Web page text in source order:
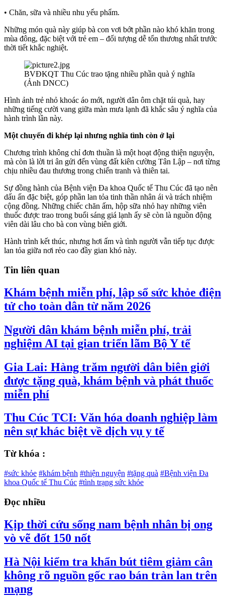
• Chăn, sữa và nhiều nhu yếu phẩm.
Những món quà này giúp bà con vơi bớt phần nào khó khăn trong
mùa đông, đặc biệt với trẻ em – đối tượng dễ tổn thương nhất trước
thời tiết khắc nghiệt.
BVĐKQT Thu Cúc trao tặng nhiều phần quà ý nghĩa
(Ảnh DNCC)
Hình ảnh trẻ nhỏ khoác áo mới, người dân ôm chặt túi quà, hay
những tiếng cười vang giữa màn mưa lạnh đã khắc sâu ý nghĩa của
hành trình lần này.
Một chuyến đi khép lại nhưng nghĩa tình còn ở lại
Chương trình không chỉ đơn thuần là một hoạt động thiện nguyện,
mà còn là lời tri ân gửi đến vùng đất kiên cường Tân Lập – nơi từng
chịu nhiều đau thương trong chiến tranh và thiên tai.
Sự đồng hành của Bệnh viện Đa khoa Quốc tế Thu Cúc đã tạo nên
dấu ấn đặc biệt, góp phần lan tỏa tinh thần nhân ái và trách nhiệm
cộng đồng. Những chiếc chăn ấm, hộp sữa nhỏ hay những viên
thuốc được trao trong buổi sáng giá lạnh ấy sẽ còn là nguồn động
viên dài lâu cho bà con vùng biên giới.
Hành trình kết thúc, nhưng hơi ấm và tình người vẫn tiếp tục được
lan tỏa giữa nơi rẻo cao đầy gian khó này.
Tin liên quan
Khám bệnh miễn phí, lập sổ sức khỏe điện
tử cho toàn dân từ năm 2026
Người dân khám bệnh miễn phí, trải
nghiệm AI tại gian triển lãm Bộ Y tế
Gia Lai: Hàng trăm người dân biên giới
được tặng quà, khám bệnh và phát thuốc
miễn phí
Thu Cúc TCI: Văn hóa doanh nghiệp làm
nên sự khác biệt về dịch vụ y tế
Từ khóa :
#sức khỏe #khám bệnh #thiện nguyện #tặng quà #Bệnh viện Đa
khoa Quốc tế Thu Cúc #tình trạng sức khỏe
Đọc nhiều
Kịp thời cứu sống nam bệnh nhân bị ong
vò vẽ đốt 150 nốt
Hà Nội kiểm tra khẩn bút tiêm giảm cân
không rõ nguồn gốc rao bán tràn lan trên
mạng